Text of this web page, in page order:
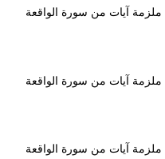
ملزمة آيات من سورة الواقعة
ملزمة آيات من سورة الواقعة
ملزمة آيات من سورة الواقعة